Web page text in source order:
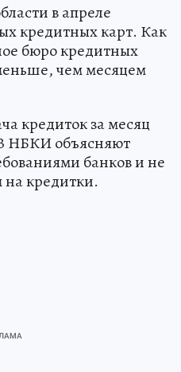
в апреле
кредитных карт. Как
бюро кредитных
чем месяцем
кредиток за месяц
НБКИ объясняют
банков и не
на кредитки.